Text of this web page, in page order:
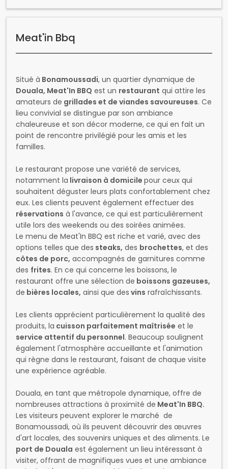
Douala, Meat'In BBQ
point de rencontre privilégié pour les amis et les
familles.
Le restaurant propose une variété de services,
notamment lalivraison à domicile pour ceux qui
souhaitent déguster leurs plats confortablement chez
eux. Les clients peuvent également effectuer des
utile lors des weekends ou des soirées animées.
Le menu de Meat'In BBQ est riche et varié, avec des
options telles que dessteaks,desbrochettes, et des
côtes de porc, accompagnés de garnitures comme
desfrites. En ce qui concerne les boissons, le
restaurant offre une sélection deboissons gazeuses,
de bières locales,ainsi que desvins rafraîchissants.
Les clients apprécient particulièrement la qualité des
produits, la cuisson parfaitement maîtriséeet le
service attentif du personnel . Beaucoup soulignent
également l'atmosphère accueillante et l'animation
une expérience agréable.
Douala, en tant que métropole dynamique, offre de
nombreuses attractions à proximité deMeat'In BBQ.
Les visiteurs peuvent explorer le marché de
Bonamoussadi, où ils peuvent découvrir des œuvres
port de Douala est également un lieu intéressant à
visiter, offrant de magnifiques vues et une ambiance
animée. D'autres sites notables incluent la
cathédrale Saint-Pierre-et-Saint-Paul, qui
témoignent de l'histoire et de la culture de la ville.